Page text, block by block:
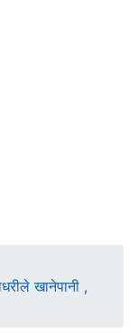
खानेपानी ,